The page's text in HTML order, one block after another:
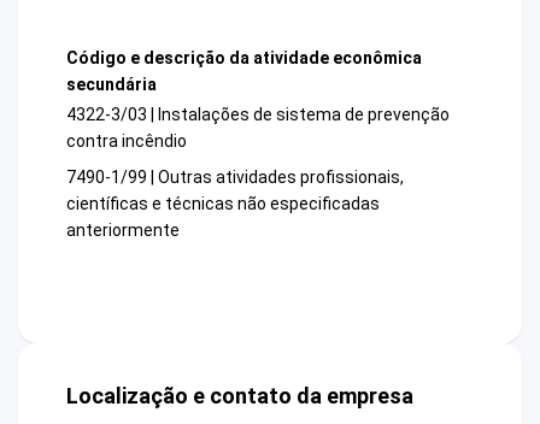
Código e descrição da atividade econômica
secundária
4322-3/03 | Instalações de sistema de prevenção
contra incêndio
7490-1/99 | Outras atividades profissionais,
científicas e técnicas não especificadas
anteriormente
Localização e contato da empresa